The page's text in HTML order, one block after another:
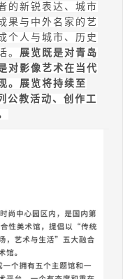
的新锐表达、城市
果与中外名家的艺
个人与城市、历史
。 展览既是对青岛
对影像艺术在当代
。 展览将持续至
公教活动、创作工